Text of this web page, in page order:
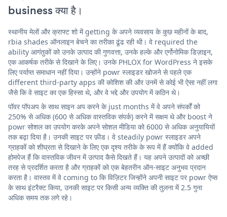
business क्या है।
स्थानीय मेलों और क्राफ्ट शो में getting के अपने व्यवसाय के कुछ महीनों के बाद,
rbia shades ऑनलाइन बेचने का तरीका ढूंढ रही थी। वे required the
ability आगंतुकों को उनके उत्पाद की गुणवत्ता, उनके हल्के और एर्गोनोमिक डिज़ाइन,
एक आकर्षक तरीके से दिखाने के लिए। उनके PHLOX for WordPress ने इसके
लिए पर्याप्त समाधान नहीं दिया। उन्होंने powr स्लाइडर खोजने से पहले एक
different third-party apps की कोशिश की और उनमें से कोई भी ऐसा नहीं लगा
जैसे कि वे साइट का एक हिस्सा थे, और वे भद्दे और उपयोग में कठिन थे।
पॉवर पॉपअप के साथ साइन अप करने के just months में वे अपने संपर्कों को
250% से अधिक (600 से अधिक वास्तविक संपर्क) करने में सक्षम थे और boost ने
powr सोशल का उपयोग करके अपने सोशल मीडिया को 6000 से अधिक अनुयायियों
तक बढ़ा दिया है। उनकी साइट पर फ़ीड। वे steadily powr स्लाइडर अपने
ग्राहकों को शीघ्रता से दिखाने के लिए एक दृश्य तरीके के रूप में हैं क्योंकि वे added
होमपेज हैं कि वास्तविक जीवन में उत्पाद कैसे दिखते हैं। यह अपने उत्पादों को अच्छी
तरह से प्रदर्शित करता है और ग्राहकों को एक बेहतरीन ऑन-साइट अनुभव प्रदान
करता है। वास्तव में वे coming to कि विज़िटर जिन्होंने अपनी साइट पर powr ऐप्स
के साथ इंटरैक्ट किया, उनकी साइट पर किसी अन्य व्यक्ति की तुलना में 2.5 गुना
अधिक समय तक लगे रहे।